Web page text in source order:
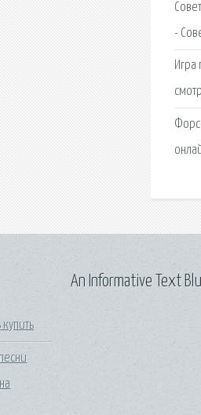
-
Игра
An Informative Text